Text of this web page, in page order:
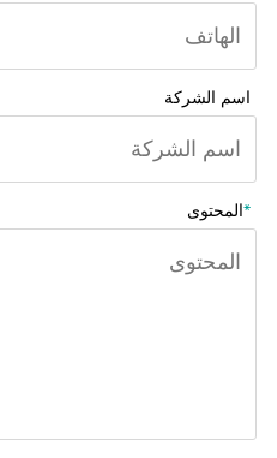
اسم الشركة
*المحتوى